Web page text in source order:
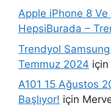
Apple iPhone 8 Ve
HepsiBurada –
Trendyol
Temmuz 2024 için
A101 15 Ağustos
Başlıyor! için